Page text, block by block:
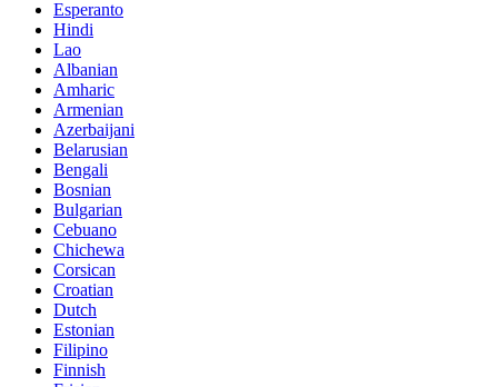
Esperanto
Hindi
Lao
Albanian
Amharic
Armenian
Azerbaijani
Belarusian
Bengali
Bosnian
Bulgarian
Cebuano
Chichewa
Corsican
Croatian
Dutch
Estonian
Filipino
Finnish